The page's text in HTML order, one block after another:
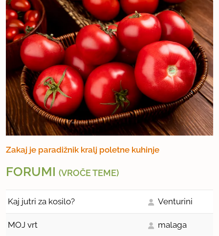
od naravoznanstvenih, do lahkotnih romanov,
načeloma pa vedno vzamem nekaj kjer me vsebina
pritegne pri listanju...
Konjički poleg kuhanja ;-)
psi, vrtnarjenje, druženje med živalmi, ustvarjanje,
osrečevanje drugih;)
Zakaj je paradižnik kralj poletne kuhinje
FORUMI (VROČE TEME)
Kaj jutri za kosilo? Venturini
MOJ vrt malaga